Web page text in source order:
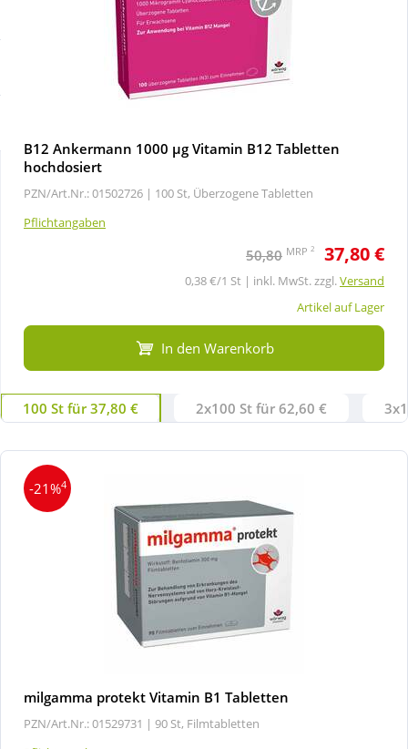
Natur & Homöopathie
Sanitätshaus
Wellness
B12 Ankermann 1000 µg Vitamin B12 Tabletten
hochdosiert
PZN/Art.Nr.: 01502726 | 100 St, Überzogene Tabletten
Pflichtangaben
50,80 MRP 2 37,80 €
0,38 €/1 St | inkl. MwSt. zzgl.Versand
Artikel auf Lager
In den Warenkorb
100 St für 37,80 € 2x100 St für 62,60 €
-21%4
milgamma protekt Vitamin B1 Tabletten
PZN/Art.Nr.: 01529731 | 90 St, Filmtabletten